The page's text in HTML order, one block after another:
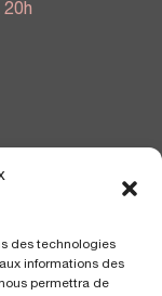
des technologies
informations des
permettra de